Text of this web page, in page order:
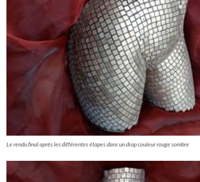
Le rendu final après les différentes étapes dans un drap couleur rouge sombre